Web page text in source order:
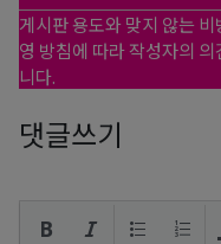
게시판 용도와 맞지 않는
영 방침에 따라 작성자의
니다.
댓글쓰기